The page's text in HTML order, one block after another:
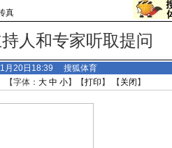
真
人和专家听取提问
月20日18:39 搜狐体育
【字体： 大 中 小】【打印 】 【 关闭 】